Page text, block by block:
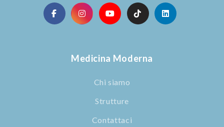
Medicina Moderna
Chi siamo
Strutture
Contattaci